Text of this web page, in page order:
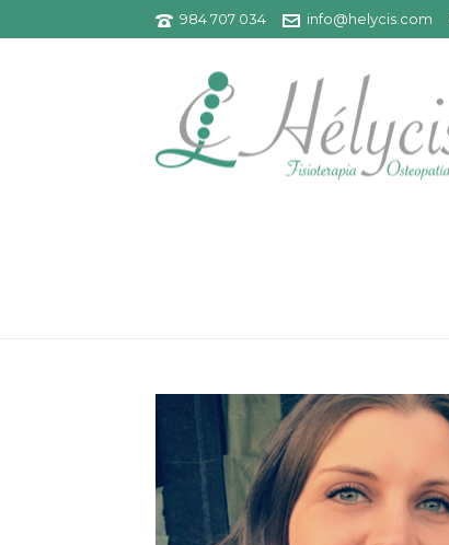
984 707 034 info@helycis.com